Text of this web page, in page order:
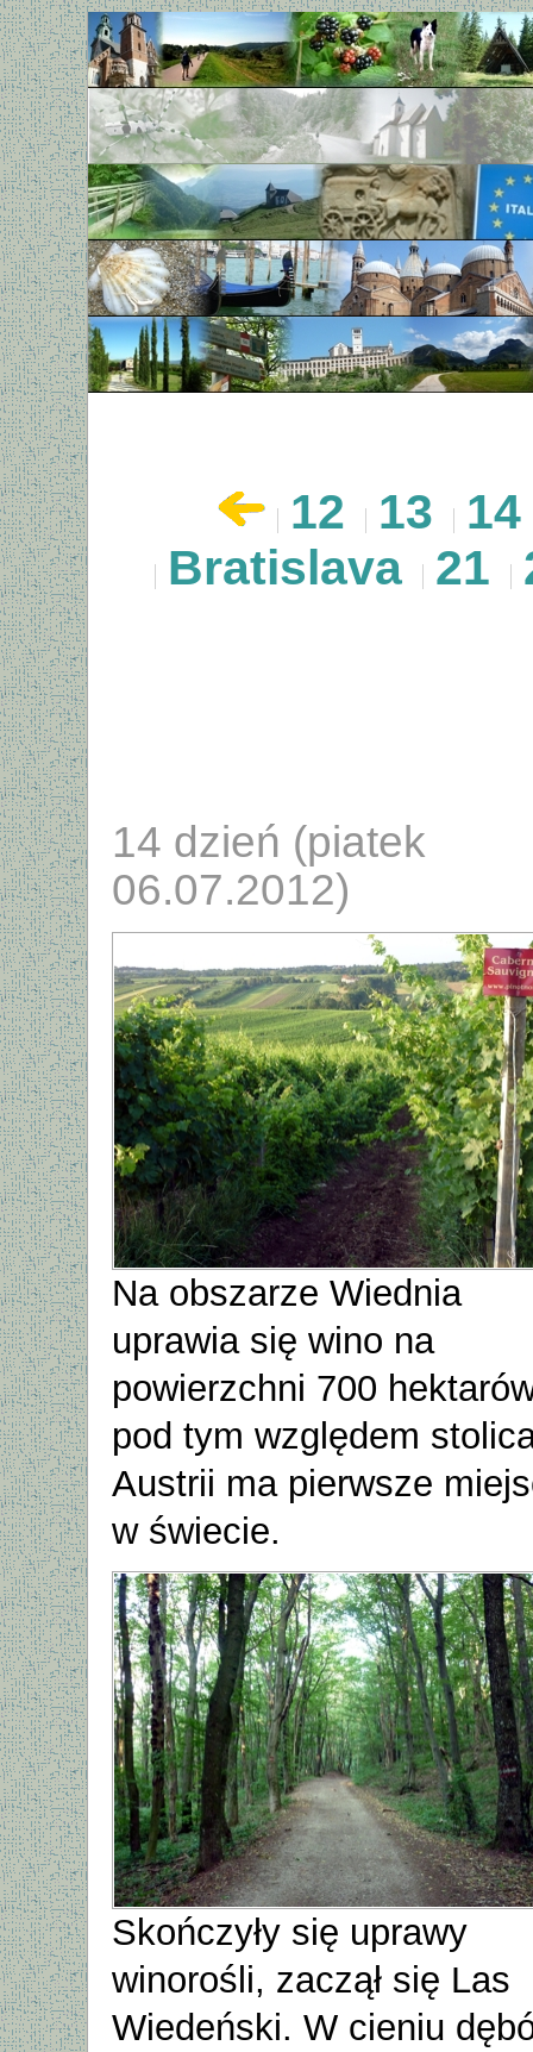
12 13
14
Bratislava
21
14 dzień (piatek
06.07.2012)
Na obszarze Wiednia
uprawia się wino na
powierzchni 700
pod tym względem
Austrii ma pierwsze
w świecie.
Skończyły się uprawy
winorośli, zaczął się Las
Wiedeński. W cieniu